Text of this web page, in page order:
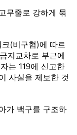
무줄로 강하게 묶
(비구협)에 따르
지교차로 부근에
는 119에 신고한
사실을 제보한 것
가 백구를 구조하